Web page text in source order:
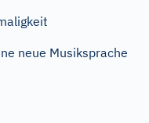
neue Musiksprache